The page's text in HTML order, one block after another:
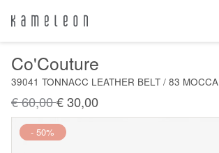
Co'Couture
39041 TONNACC LEATHER BELT / 83 MOCCA
€ 60,00€ 30,00
Nieuw
- 50%